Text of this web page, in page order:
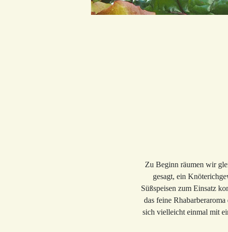
Zu Beginn räumen wir
gesagt, ein
Süßspeisen zum Einsatz
das feine
sich vielleicht einmal mit